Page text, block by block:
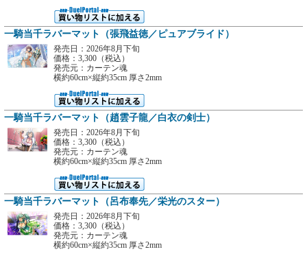
一騎当千ラバーマット（張飛益徳／ピュアブライド）
発売日：2026年8月下旬
価格：3,300（税込）
発売元：カーテン魂
横約60cm×縦約35cm 厚さ2mm
一騎当千ラバーマット（趙雲子龍／白衣の剣士）
発売日：2026年8月下旬
価格：3,300（税込）
発売元：カーテン魂
横約60cm×縦約35cm 厚さ2mm
一騎当千ラバーマット（呂布奉先／栄光のスター）
発売日：2026年8月下旬
価格：3,300（税込）
発売元：カーテン魂
横約60cm×縦約35cm 厚さ2mm